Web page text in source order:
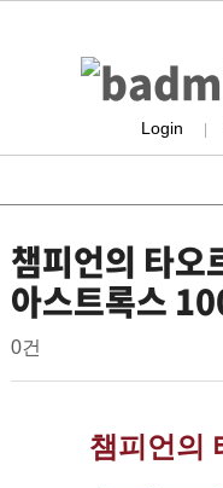
Login |
product
챔피언의 타오
아스트록스
작
배
드
댓
0건
챔피언의